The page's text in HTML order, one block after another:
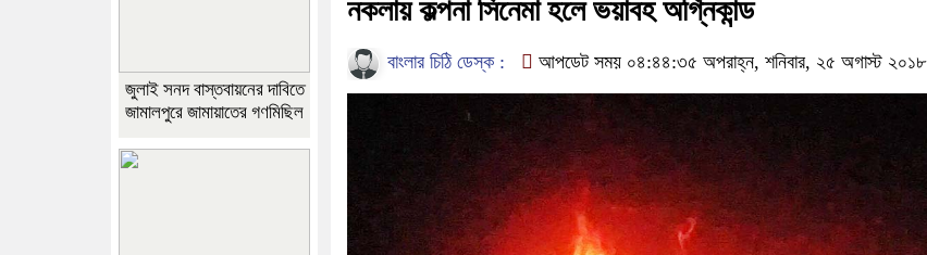
নকলায় কল্পনা সিনেমা হলে ভয়াবহ অগ্নিকান্ড
বাংলার চিঠি ডেস্ক : আপডেট সময় ০৪:৪৪:৩৫ অপরাহ্ন, শনিবার, ২৫ অগাস্ট ২০১৮
জুলাই সনদ বাস্তবায়নের দাবিতে
জামালপুরে জামায়াতের গণমিছিল